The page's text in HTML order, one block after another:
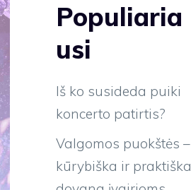
Populiaria
usi
Iš ko susideda puiki
koncerto patirtis?
Valgomos puokštės –
kūrybiška ir praktiška